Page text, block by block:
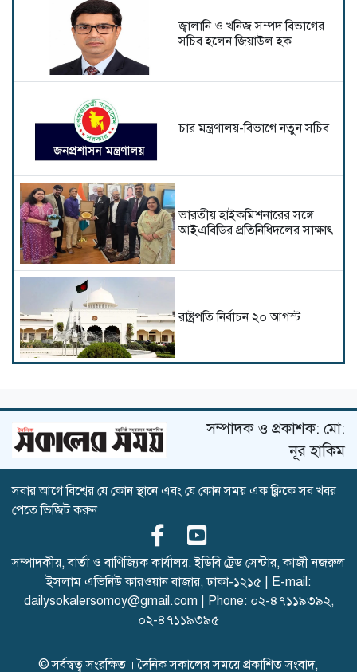
জ্বালানি ও খনিজ সম্পদ বিভাগের
সচিব হলেন জিয়াউল হক
চার মন্ত্রণালয়-বিভাগে নতুন সচিব
ভারতীয় হাইক‌মিশনা‌রের স‌ঙ্গে
আইএবিডির প্রতি‌নি‌ধিদ‌লের সাক্ষাৎ
রাষ্ট্রপতি নির্বাচন ২০ আগস্ট
পুলিশ মোতায়েন
হাড়ি-পাতিল, গ্যাসের চুলা নিয়ে ১১
আমরা যেন জুলাইকে হারিয়ে না
ফেলি : রাষ্ট্রপতি
সম্পাদক ও প্রকাশক: মো:
নূর হাকিম
সবার আগে বিশ্বের যে কোন স্থানে এবং যে কোন সময় এক ক্লিকে সব খবর
পেতে ভিজিট করুন
সম্পাদকীয়, বার্তা ও বাণিজ্যিক কার্যালয়: ইডিবি ট্রেড সেন্টার, কাজী নজরুল
ইসলাম এভিনিউ কারওয়ান বাজার, ঢাকা-১২১৫ | E-mail:
dailysokalersomoy@gmail.com | Phone: ০২-৪৭১১৯৩৯২,
০২-৪৭১১৯৩৯৫
© সর্বস্বত্ব সংরক্ষিত । দৈনিক সকালের সময়ে প্রকাশিত সংবাদ,